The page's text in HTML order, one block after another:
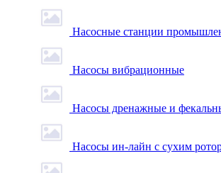
Насосные станции
Насосы вибрационные
Насосы дренажные и
Насосы ин-лайн с сухим